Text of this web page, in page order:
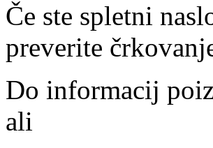
Če ste spletni
preverite
Do informacij
ali